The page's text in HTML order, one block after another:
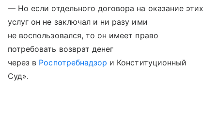
— Но если отдельного договора на оказание этих
услуг он не заключал и ни разу ими
не воспользовался, то он имеет право
потребовать возврат денег
через в Роспотребнадзор и Конституционный
Суд».